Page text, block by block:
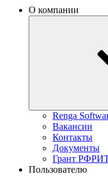
О компании
Renga
Вакансии
Контакты
Документы
Грант
Пользователю